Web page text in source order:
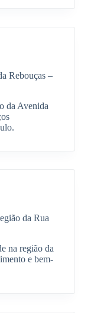
Rebouças –
da Avenida
da Rua
na região da
e bem-